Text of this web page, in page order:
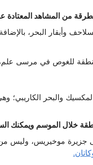
من المشاهد المعتادة
وأبقار البحر،
للغوص في مرسى علم،
والبحر الكاريبي؛
الموسم ويمكنك
جزيرة موخيريس، وليس